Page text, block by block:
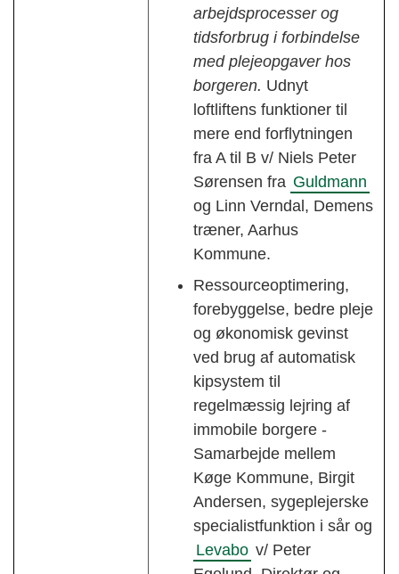
arbejdsprocesser og
tidsforbrug i forbindelse
med plejeopgaver hos
borgeren. Udnyt
loftliftens funktioner til
mere end forflytningen
fra A til B v/ Niels Peter
Sørensen fra Guldmann
og Linn Verndal, Demens
træner, Aarhus
Kommune.
Ressourceoptimering,
forebyggelse, bedre pleje
og økonomisk gevinst
ved brug af automatisk
kipsystem til
regelmæssig lejring af
immobile borgere -
Samarbejde mellem
Køge Kommune, Birgit
Andersen, sygeplejerske
specialistfunktion i sår og
Levabo v/ Peter